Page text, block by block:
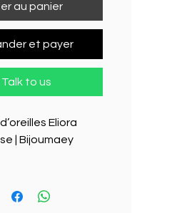
au panier
et payer
Talk to us
Eliora
| Bijoumaey
la Méditerranée